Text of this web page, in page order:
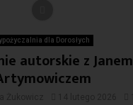
dla Dorosłych
autorskie z Janem